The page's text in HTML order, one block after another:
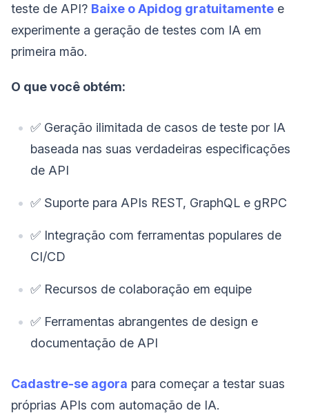
teste de API? Baixe o Apidog gratuitamente e
experimente a geração de testes com IA em
primeira mão.
O que você obtém:
✅ Geração ilimitada de casos de teste por IA
baseada nas suas verdadeiras especificações
de API
✅ Suporte para APIs REST, GraphQL e gRPC
✅ Integração com ferramentas populares de
CI/CD
✅ Recursos de colaboração em equipe
✅ Ferramentas abrangentes de design e
documentação de API
Cadastre-se agora para começar a testar suas
próprias APIs com automação de IA.